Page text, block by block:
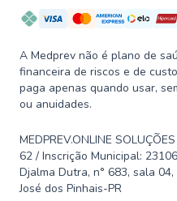
A Medprev não é plano de
financeira de riscos e de
paga apenas quando usar,
ou anuidades.
MEDPREV.ONLINE
62 / Inscrição Municipal:
Djalma Dutra, n° 683, sala
José dos Pinhais-PR